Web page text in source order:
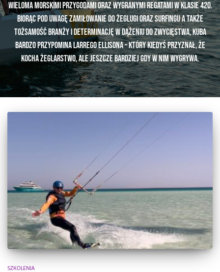
wieloma morskimi przygodami oraz wygranymi regatami w klasie 420.
Biorąc pod uwagę zamiłowanie do żeglugi oraz surfingu a także
tożsamość branży i determinację w dążeniu do zwycięstwa, Kuba
bardzo przypomina Larrego Ellisona – który kiedyś przyznał, że
kocha żeglarstwo, ale jeszcze bardziej gdy w nim wygrywa.
SZKOLENIA